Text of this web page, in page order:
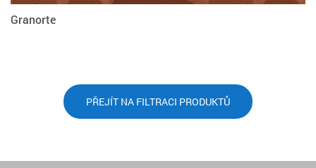
Granorte
PŘEJÍT NA FILTRACI PRODUKTŮ